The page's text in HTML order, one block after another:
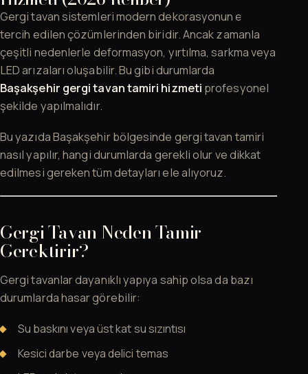
Gergi tavan sistemleri modern dekorasyonun en çok
tercih edilen çözümlerinden biridir. Ancak zamanla
çeşitli nedenlerle deformasyon, yırtılma, sarkma veya
LED arızaları oluşabilir. Bu gibi durumlarda
Başakşehir gergi tavan tamiri hizmeti profesyonel
şekilde yapılmalıdır.
Bu yazıda Başakşehir bölgesinde gergi tavan tamiri
nasıl yapılır, hangi durumlarda gerekli olur ve dikkat
edilmesi gereken tüm detayları ele alıyoruz.
Gergi Tavan Neden Tamir
Gerektirir?
Gergi tavanlar dayanıklı yapıya sahip olsa da bazı
durumlarda hasar görebilir:
Su baskını veya üst kat su sızıntısı
Kesici darbe veya delici temas